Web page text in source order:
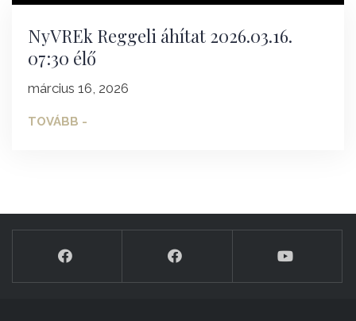
NyVREk Reggeli áhítat 2026.03.16.
07:30 élő
március 16, 2026
TOVÁBB -